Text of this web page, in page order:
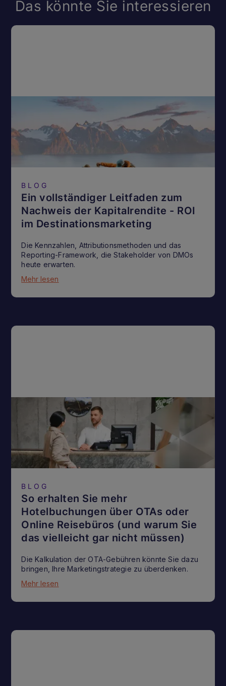
Das könnte Sie interessieren
BLOG
Ein vollständiger Leitfaden zum
Nachweis der Kapitalrendite - ROI
im Destinationsmarketing
Die Kennzahlen, Attributionsmethoden und das
Reporting-Framework, die Stakeholder von DMOs
heute erwarten.
Mehr lesen
BLOG
So erhalten Sie mehr
Hotelbuchungen über OTAs oder
Online Reisebüros (und warum Sie
das vielleicht gar nicht müssen)
Die Kalkulation der OTA-Gebühren könnte Sie dazu
bringen, Ihre Marketingstrategie zu überdenken.
Mehr lesen